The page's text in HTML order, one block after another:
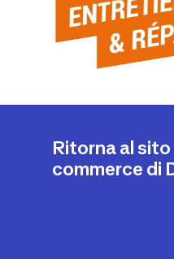
Ritorna al sito
commerce di